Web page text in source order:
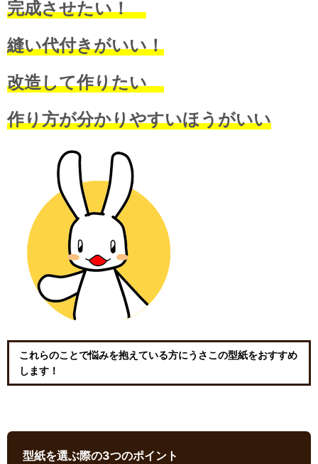
完成させたい！
縫い代付きがいい！
改造して作りたい
作り方が分かりやすいほうがいい
これらのことで悩みを抱えている方にうさこの型紙をおすすめ
します！
型紙を選ぶ際の3つのポイント